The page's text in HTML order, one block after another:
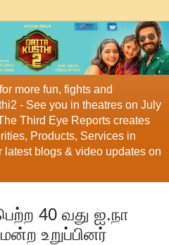
more fun, fights and
- See you in theatres on July
Third Eye Reports creates
Products, Services in
latest blogs & video updates on
40 வது ஐ.நா
உறுப்பினர்